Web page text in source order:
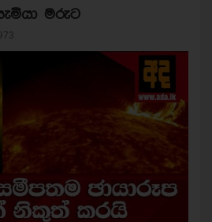
මරුට